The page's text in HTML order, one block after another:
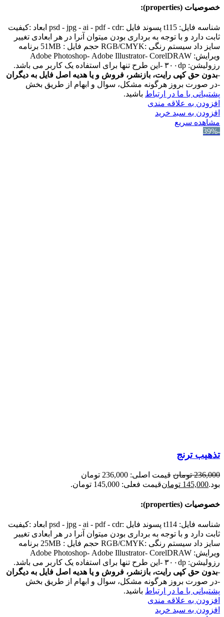
خصوصیات (properties):
شناسه فایل: t115 پسوند فایل :psd - jpg - ai - pdf - cdr ابعاد :کیفیت
ثابت دارد و با توجه به برداری بودن میتوان آنرا در هر ابعادی تغییر
سایز داد سیستم رنگی :RGB/CMYK حجم فایل : 51MB برنامه
ویرایش: Adobe Photoshop- Adobe Illustrator- CorelDRAW
رزولیشن: ۳۰۰dp -این طرح تنها برای استفاده یک کاربر می باشد.
-بدون حق کپی رایت، بازنشر، فروش و یا هدیه اصل فایل به دیگران
-در صورت بروز هرگونه مشکل، سوال و ابهام از طریق بخش
پشتیبانی با ما در ارتباط باشید.
افزودن به علاقه مندی
افزودن به سبد خرید
مشاهده سریع
-39%
تذهیب ترنج
236,000 تومان
قیمت اصلی: 236,000 تومان
بود.145,000 تومانقیمت فعلی: 145,000 تومان.
خصوصیات (properties):
شناسه فایل: t114 پسوند فایل :psd - jpg - ai - pdf - cdr ابعاد :کیفیت
ثابت دارد و با توجه به برداری بودن میتوان آنرا در هر ابعادی تغییر
سایز داد سیستم رنگی :RGB/CMYK حجم فایل : 25MB برنامه
ویرایش: Adobe Photoshop- Adobe Illustrator- CorelDRAW
رزولیشن: ۳۰۰dp -این طرح تنها برای استفاده یک کاربر می باشد.
-بدون حق کپی رایت، بازنشر، فروش و یا هدیه اصل فایل به دیگران
-در صورت بروز هرگونه مشکل، سوال و ابهام از طریق بخش
پشتیبانی با ما در ارتباط باشید.
افزودن به علاقه مندی
افزودن به سبد خرید